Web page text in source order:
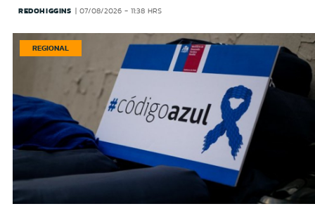
REDOHIGGINS 07/08/2026 - 11:38 HRS
REGIONAL